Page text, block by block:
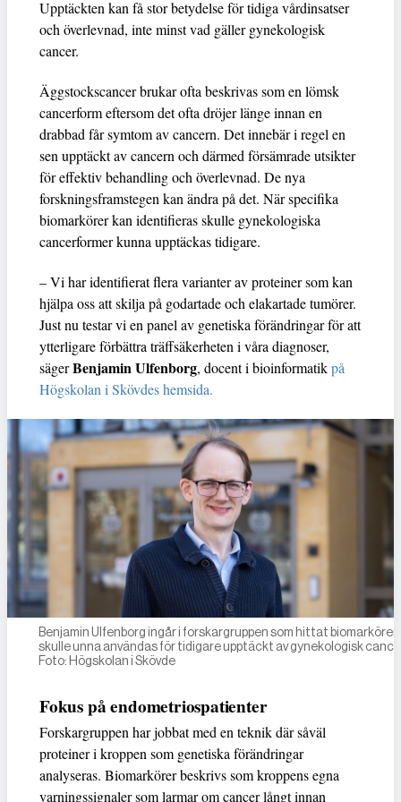
Upptäckten kan få stor betydelse för tidiga vårdinsatser
och överlevnad, inte minst vad gäller gynekologisk
cancer.
Äggstockscancer brukar ofta beskrivas som en lömsk
cancerform eftersom det ofta dröjer länge innan en
drabbad får symtom av cancern. Det innebär i regel en
sen upptäckt av cancern och därmed försämrade utsikter
för effektiv behandling och överlevnad. De nya
forskningsframstegen kan ändra på det. När specifika
biomarkörer kan identifieras skulle gynekologiska
cancerformer kunna upptäckas tidigare.
– Vi har identifierat flera varianter av proteiner som kan
hjälpa oss att skilja på godartade och elakartade tumörer.
Just nu testar vi en panel av genetiska förändringar för att
ytterligare förbättra träffsäkerheten i våra diagnoser,
sägerBenjamin Ulfenborg, docent i bioinformatikpå
Högskolan i Skövdes hemsida.
Benjamin Ulfenborg ingår i forskargruppen som hittat biomarkörer
skulle unna användas för tidigare upptäckt av gynekologisk
Foto: Högskolan i Skövde
Fokus på endometriospatienter
Forskargruppen har jobbat med en teknik där såväl
proteiner i kroppen som genetiska förändringar
analyseras. Biomarkörer beskrivs som kroppens egna
varningssignaler som larmar om cancer långt innan